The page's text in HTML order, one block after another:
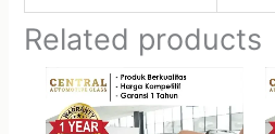
Related products